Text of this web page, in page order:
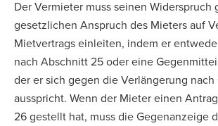
Der Vermieter muss seinen Widerspruch
gesetzlichen Anspruch des Mieters auf
Mietvertrags einleiten, indem er
nach Abschnitt 25 oder eine
der er sich gegen die Verlängerung nach
ausspricht. Wenn der Mieter einen
26 gestellt hat, muss die Gegenanzeige